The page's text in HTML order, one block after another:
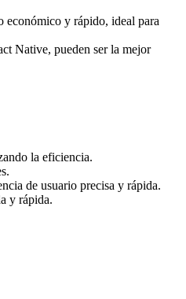
económico y rápido, ideal para
Native, pueden ser la mejor
la eficiencia.
de usuario precisa y rápida.
y rápida.